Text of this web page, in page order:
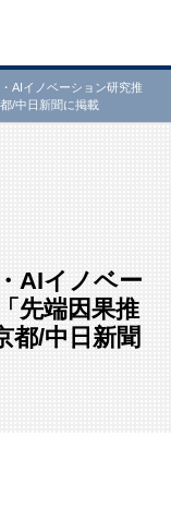
AIイノベーション研究推
/中日新聞に掲載
AIイノベー
先端因果推
/中日新聞